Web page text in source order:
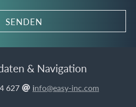
& Navigation
627  info@easy-inc.com